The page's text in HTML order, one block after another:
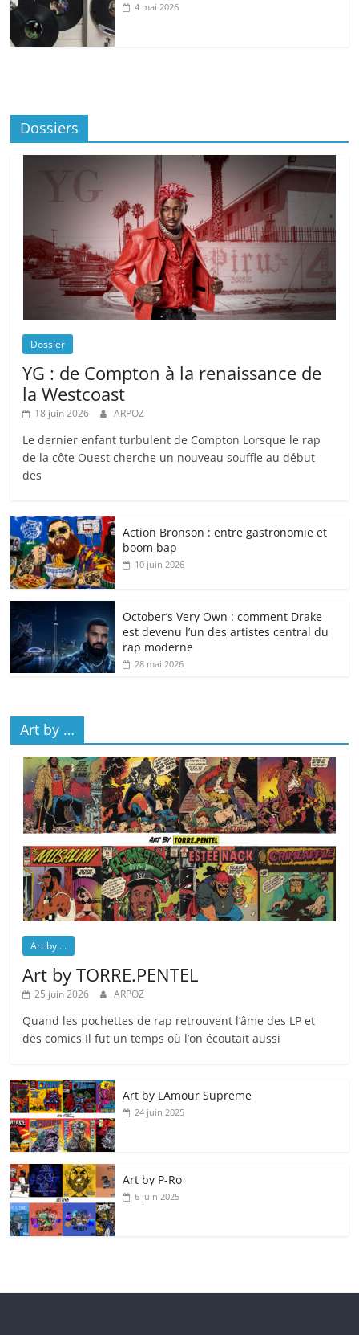
4 mai 2026
Dossiers
Dossier
YG : de Compton à la renaissance de
la Westcoast
18 juin 2026 ARPOZ
Le dernier enfant turbulent de Compton Lorsque le rap
de la côte Ouest cherche un nouveau souffle au début
des
Action Bronson : entre gastronomie et
boom bap
10 juin 2026
October’s Very Own : comment Drake
est devenu l’un des artistes central du
rap moderne
28 mai 2026
Art by …
Art by ...
Art by TORRE.PENTEL
25 juin 2026 ARPOZ
Quand les pochettes de rap retrouvent l’âme des LP et
des comics Il fut un temps où l’on écoutait aussi
Art by LAmour Supreme
24 juin 2025
Art by P‑Ro
6 juin 2025